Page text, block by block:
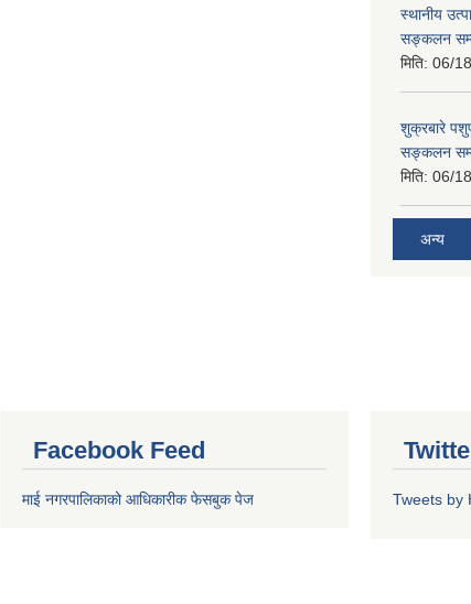
स्थानीय
सङ्कलन
मिति: 06/
शुक्रबारे
सङ्कलन
मिति: 06/
अन्य
Facebook Feed
माई नगरपालिकाको आधिकारीक फेसबुक पेज Tweets by